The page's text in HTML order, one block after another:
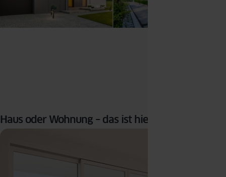
Haus oder Wohnung – das ist hier die Frage!